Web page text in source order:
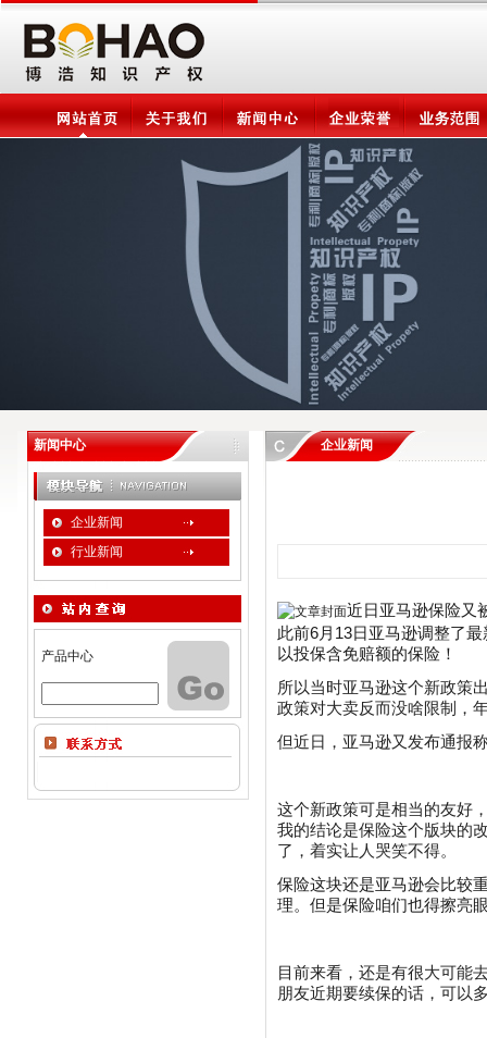
新闻中心
企业新闻
行业新闻
产品中心
企业新闻
近日亚马逊保险又
此前6月13日亚马逊调整了
以投保含免赔额的保险！
所以当时亚马逊这个新政策
政策对大卖反而没啥限制，
但近日，亚马逊又发布通报
这个新政策可是相当的友好
我的结论是保险这个版块的
了，着实让人哭笑不得。
保险这块还是亚马逊会比较
理。但是保险咱们也得擦亮
目前来看，还是有很大可能
朋友近期要续保的话，可以